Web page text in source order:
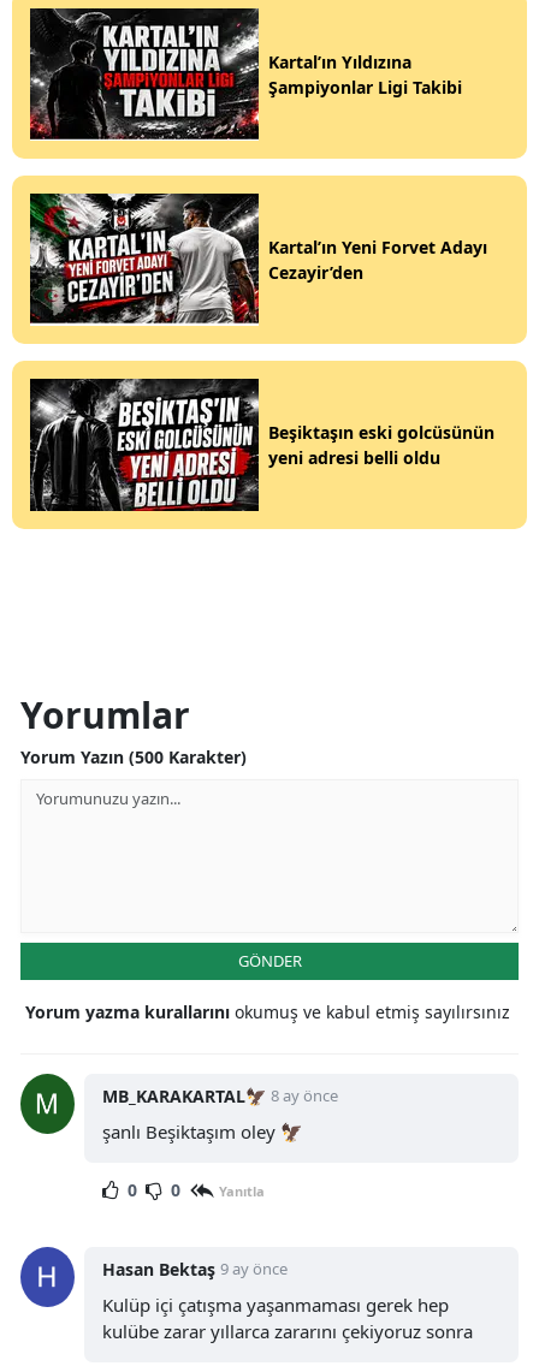
Kartal’ın Yıldızına
Şampiyonlar Ligi Takibi
Kartal’ın Yeni Forvet Adayı
Cezayir’den
Beşiktaşın eski golcüsünün
yeni adresi belli oldu
Yorumlar
Yorum Yazın (500 Karakter)
GÖNDER
Yorum yazma kurallarını okumuş ve kabul etmiş sayılırsınız
MB_KARAKARTAL🦅 8 ay önce
şanlı Beşiktaşım oley 🦅
0 0 Yanıtla
Hasan Bektaş 9 ay önce
Kulüp içi çatışma yaşanmaması gerek hep
kulübe zarar yıllarca zararını çekiyoruz sonra